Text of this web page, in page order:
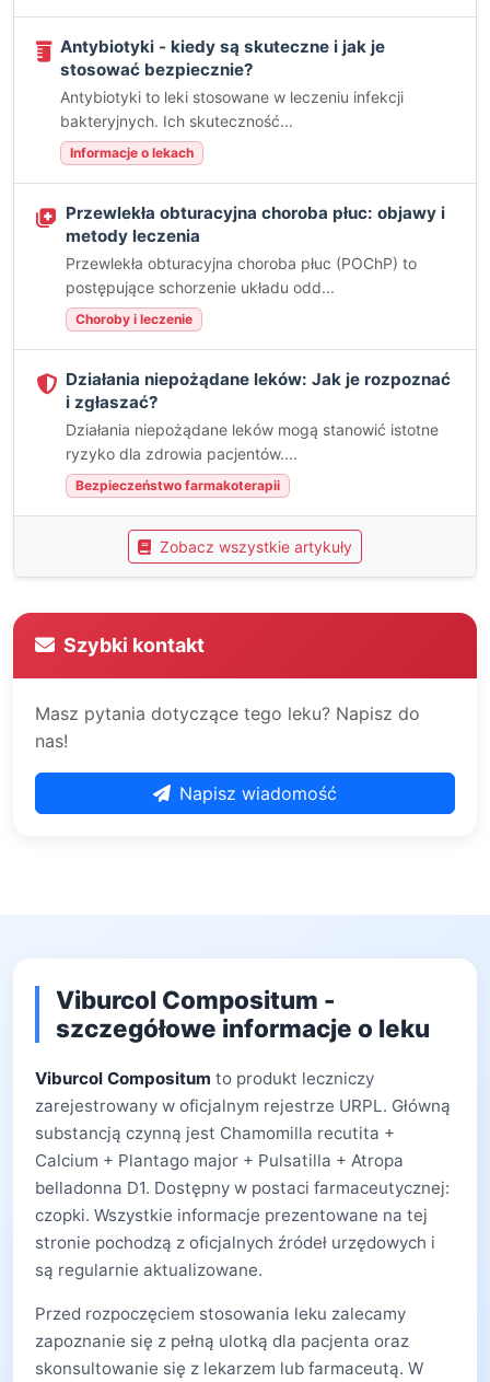
Antybiotyki - kiedy są skuteczne i jak je
stosować bezpiecznie?
Antybiotyki to leki stosowane w leczeniu infekcji
bakteryjnych. Ich skuteczność...
Informacje o lekach
Przewlekła obturacyjna choroba płuc: objawy i
metody leczenia
Przewlekła obturacyjna choroba płuc (POChP) to
postępujące schorzenie układu odd...
Choroby i leczenie
Działania niepożądane leków: Jak je rozpoznać
i zgłaszać?
Działania niepożądane leków mogą stanowić istotne
ryzyko dla zdrowia pacjentów....
Bezpieczeństwo farmakoterapii
Zobacz wszystkie artykuły
Szybki kontakt
Masz pytania dotyczące tego leku? Napisz do
nas!
Napisz wiadomość
Viburcol Compositum -
szczegółowe informacje o leku
Viburcol Compositum to produkt leczniczy
zarejestrowany w oficjalnym rejestrze URPL. Główną
substancją czynną jest Chamomilla recutita +
Calcium + Plantago major + Pulsatilla + Atropa
belladonna D1. Dostępny w postaci farmaceutycznej:
czopki. Wszystkie informacje prezentowane na tej
stronie pochodzą z oficjalnych źródeł urzędowych i
są regularnie aktualizowane.
Przed rozpoczęciem stosowania leku zalecamy
zapoznanie się z pełną ulotką dla pacjenta oraz
skonsultowanie się z lekarzem lub farmaceutą. W